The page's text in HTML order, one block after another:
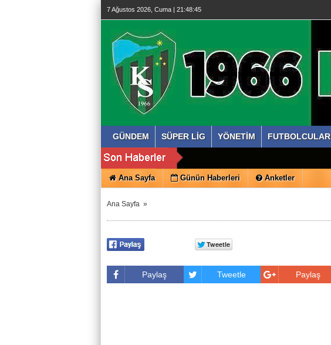
7 Ağustos 2026, Cuma | 21:48:45
GÜNDEM SÜPER LİG YÖNETİM FUTBOLCULAR
Ana Sayfa Günün Haberleri Anketler
Ana Sayfa »
Paylaş Tweetle Paylaş